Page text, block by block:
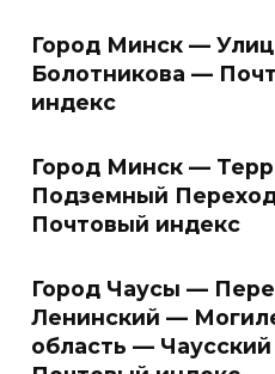
Город Минск —
Болотникова —
индекс
Город Минск —
Подземный
Почтовый индекс
Город Чаусы —
Ленинский —
область —